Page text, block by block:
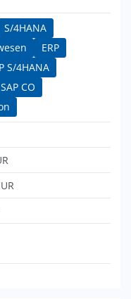
S/4HANA
ERP
S/4HANA
SAP CO